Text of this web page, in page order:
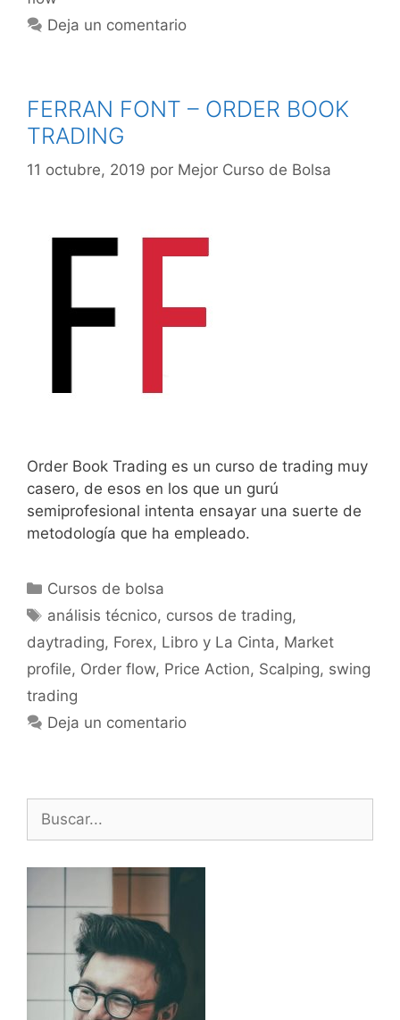
Deja un comentario
FERRAN FONT – ORDER BOOK
TRADING
11 octubre, 2019 por Mejor Curso de Bolsa
Order Book Trading es un curso de trading muy
casero, de esos en los que un gurú
semiprofesional intenta ensayar una suerte de
metodología que ha empleado.
Categorías
Cursos de bolsa
Etiquetas
análisis técnico, cursos de trading,
daytrading, Forex, Libro y La Cinta, Market
profile, Order flow, Price Action, Scalping, swing
trading
Deja un comentario
Buscar: